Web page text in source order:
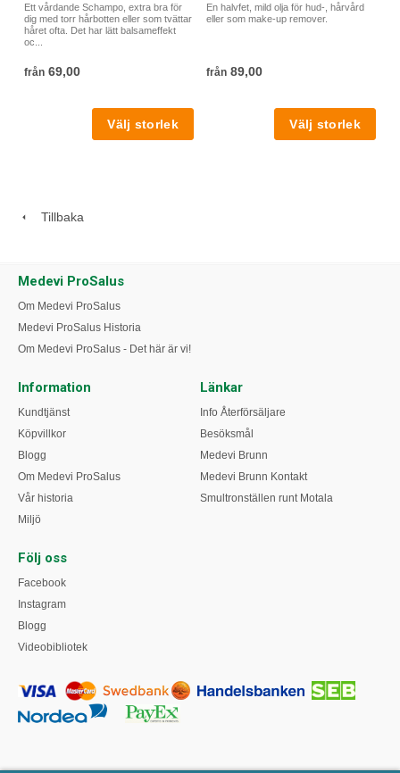
Ett vårdande Schampo, extra bra för
dig med torr hårbotten eller som tvättar
håret ofta. Det har lätt balsameffekt
oc...
från 69,00
En halvfet, mild olja för hud-, hårvård
eller som make-up remover.
från 89,00
Tillbaka
Medevi ProSalus
Om Medevi ProSalus
Medevi ProSalus Historia
Om Medevi ProSalus - Det här är vi!
Information
Kundtjänst
Köpvillkor
Blogg
Om Medevi ProSalus
Vår historia
Miljö
Länkar
Info Återförsäljare
Besöksmål
Medevi Brunn
Medevi Brunn Kontakt
Smultronställen runt Motala
Följ oss
Facebook
Instagram
Blogg
Videobibliotek